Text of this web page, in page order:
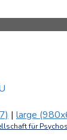
| large
für